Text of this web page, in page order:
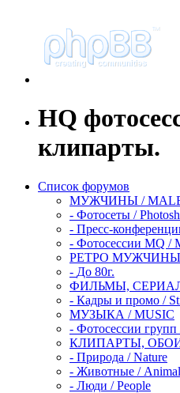
HQ
клипарты.
Список форумов
МУЖЧИНЫ /
- Фотосеты /
- Пресс-
- Фотосессии MQ /
РЕТРО МУЖЧИНЫ /
- До 80г.
ФИЛЬМЫ,
- Кадры и промо /
МУЗЫКА / MUSIC
- Фотосессии групп
КЛИПАРТЫ, ОБОИ /
- Природа / Nature
- Животные /
- Люди / People